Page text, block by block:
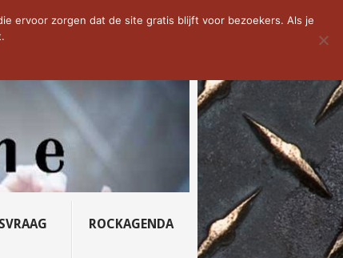
DE WEEK: SLEEPING...
ROCKAGENDA
ervoor zorgen dat de site gratis blijft voor bezoekers. Als je